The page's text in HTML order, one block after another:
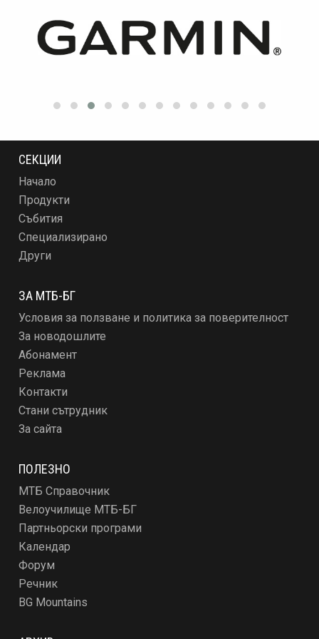
СЕКЦИИ
Начало
Продукти
Събития
Специализирано
Други
ЗА МТБ-БГ
Условия за ползване и политика за поверителност
За новодошлите
Абонамент
Реклама
Контакти
Стани сътрудник
За сайта
ПОЛЕЗНО
МТБ Справочник
Велоучилище МТБ-БГ
Партньорски програми
Календар
Форум
Речник
BG Mountains